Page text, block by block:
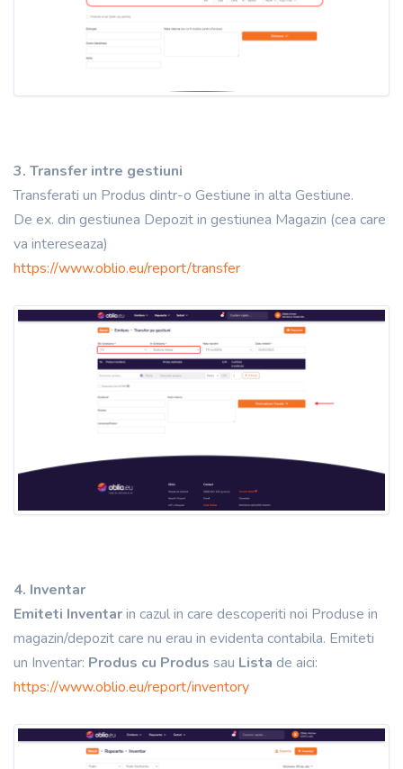
3. Transfer intre gestiuni
Transferati un Produs dintr-o Gestiune in alta Gestiune.
De ex. din gestiunea Depozit in gestiunea Magazin (cea care
va intereseaza)
https://www.oblio.eu/report/transfer
4. Inventar
Emiteti Inventarin cazul in care descoperiti noi Produse in
magazin/depozit care nu erau in evidenta contabila. Emiteti
un Inventar: Produs cu Produs sau Lista de aici:
https://www.oblio.eu/report/inventory